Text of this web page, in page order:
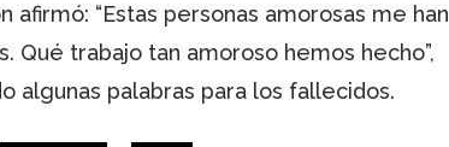
“Estas personas amorosas me han
Qué trabajo tan amoroso hemos hecho”,
algunas palabras para los fallecidos.